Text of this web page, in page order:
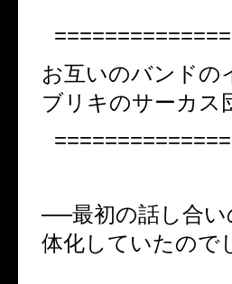
お互いのバンドの
ブリキのサーカス
──最初の話し合
体化していたので